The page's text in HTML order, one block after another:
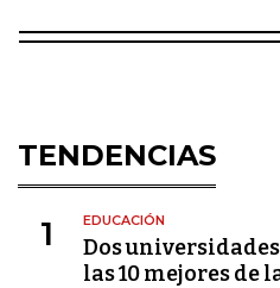
TENDENCIAS
1 EDUCACIÓN
Dos
las 10 mejores de